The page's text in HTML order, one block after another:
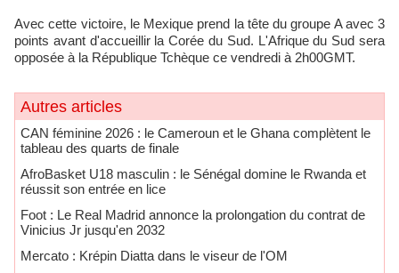
Avec cette victoire, le Mexique prend la tête du groupe A avec 3
points avant d'accueillir la Corée du Sud. L'Afrique du Sud sera
opposée à la République Tchèque ce vendredi à 2h00GMT.
Autres articles
CAN féminine 2026 : le Cameroun et le Ghana complètent le
tableau des quarts de finale
AfroBasket U18 masculin : le Sénégal domine le Rwanda et
réussit son entrée en lice
Foot : Le Real Madrid annonce la prolongation du contrat de
Vinicius Jr jusqu'en 2032
Mercato : Krépin Diatta dans le viseur de l'OM